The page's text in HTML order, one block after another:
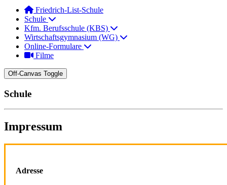
Friedrich-List-Schule
Schule
Kfm. Berufsschule (KBS)
Wirtschaftsgymnasium (WG)
Online-Formulare
Filme
Off-Canvas Toggle
Schule
Impressum
Adresse